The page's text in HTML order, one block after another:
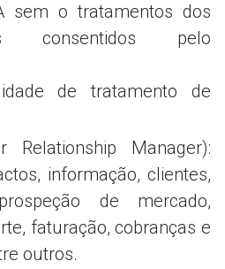
sem o tratamentos dos
consentidos pelo
de tratamento de
Relationship Manager):
informação, clientes,
de mercado,
faturação, cobranças e
outros.